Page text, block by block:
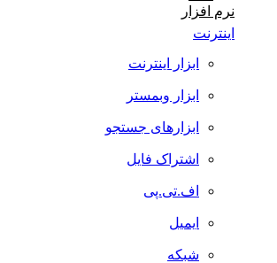
نرم افزار
اینترنت
ابزار اینترنت
ابزار وبمستر
ابزارهای جستجو
اشتراک فایل
اف.تی.پی
ایمیل
شبکه